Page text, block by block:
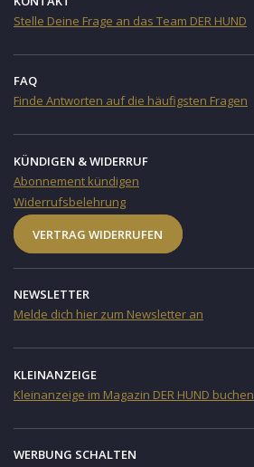
Stelle Deine Frage an das Team DER HUND
FAQ
Finde Antworten auf die häufigsten Fragen
KÜNDIGEN & WIDERRUF
Abonnement kündigen
Widerrufsbelehrung
VERTRAG WIDERRUFEN
NEWSLETTER
Melde dich hier zum Newsletter an
KLEINANZEIGE
Kleinanzeige im Magazin DER HUND buchen
WERBUNG SCHALTEN